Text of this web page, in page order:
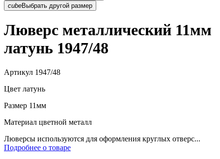
cubeВыбрать другой размер
Люверс металлический 11мм
латунь 1947/48
Артикул 1947/48
Цвет латунь
Размер 11мм
Материал цветной металл
Люверсы используются для оформления круглых отверс...
Подробнее о товаре